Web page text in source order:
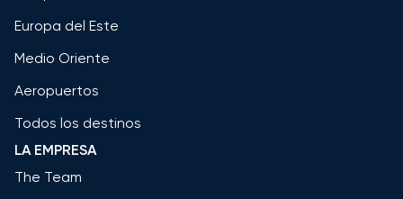
Europa del Este
Medio Oriente
Aeropuertos
Todos los destinos
LA EMPRESA
The Team